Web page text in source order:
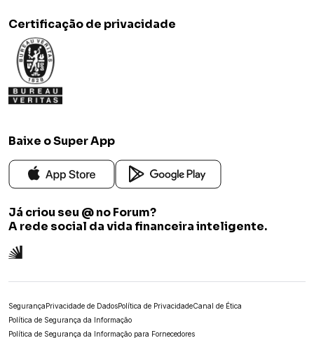
Certificação de privacidade
Baixe o Super App
Já criou seu @ no Forum?
A rede social da vida financeira inteligente.
SegurançaPrivacidade de DadosPolítica de PrivacidadeCanal de Ética
Política de Segurança da Informação
Política de Segurança da Informação para Fornecedores